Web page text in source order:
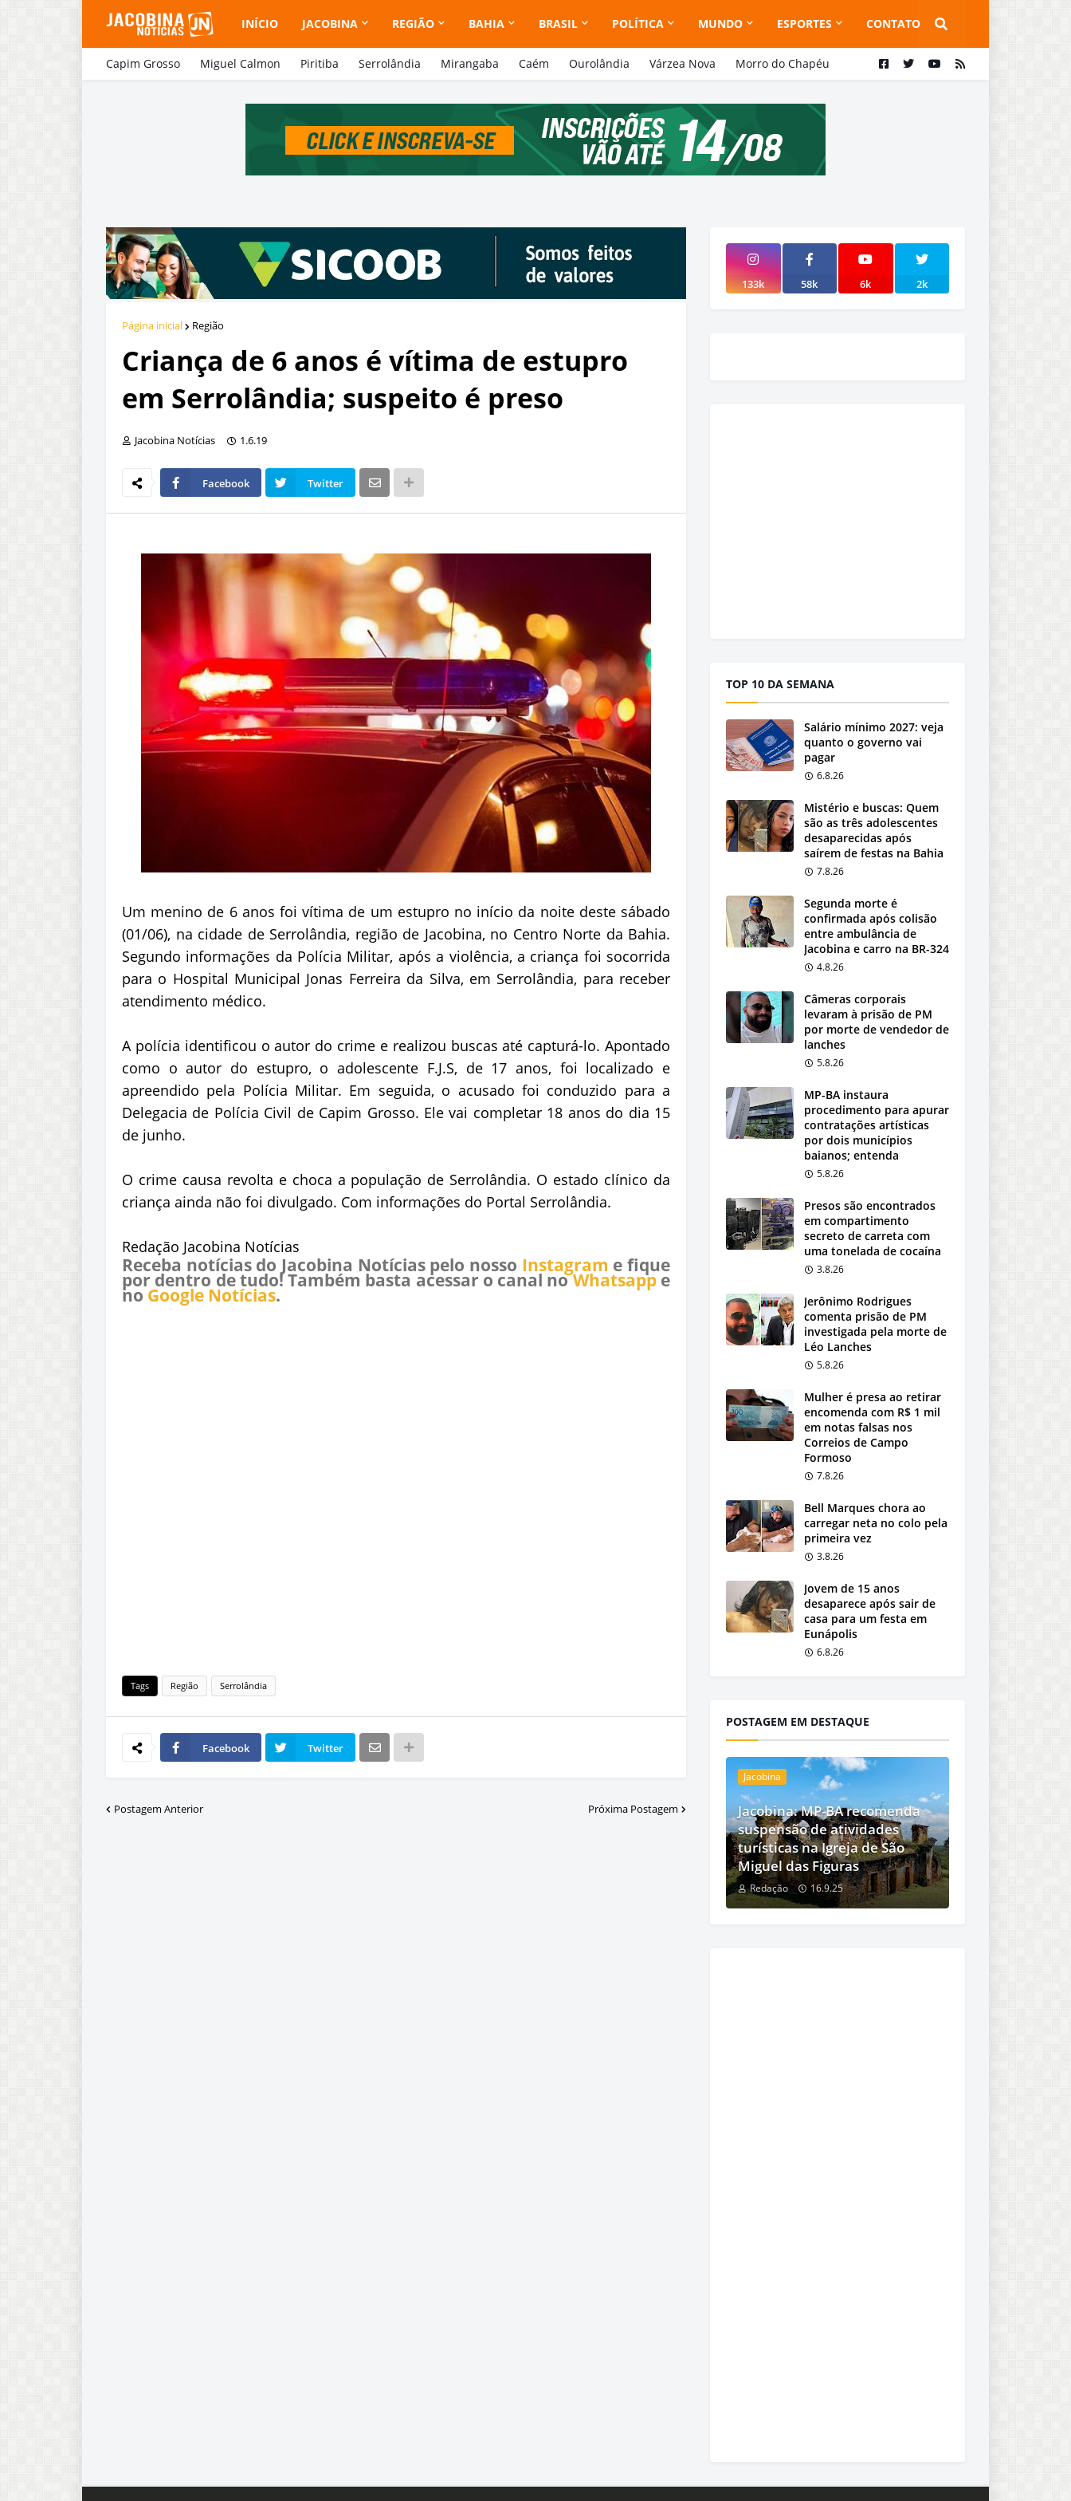
INÍCIO JACOBINA REGIÃO BAHIA BRASIL POLÍTICA MUNDO ESPORTES CONTATO
Capim Grosso Miguel Calmon Piritiba Serrolândia Mirangaba Caém Ourolândia Várzea Nova Morro do Chapéu
Página inicial Região
Criança de 6 anos é vítima de estupro
em Serrolândia; suspeito é preso
Jacobina Notícias 1.6.19
Facebook Twitter
Um menino de 6 anos foi vítima de um estupro no início da noite deste sábado
(01/06), na cidade de Serrolândia, região de Jacobina, no Centro Norte da Bahia.
Segundo informações da Polícia Militar, após a violência, a criança foi socorrida
para o Hospital Municipal Jonas Ferreira da Silva, em Serrolândia, para receber
atendimento médico.
A polícia identificou o autor do crime e realizou buscas até capturá-lo. Apontado
como o autor do estupro, o adolescente F.J.S, de 17 anos, foi localizado e
apreendido pela Polícia Militar. Em seguida, o acusado foi conduzido para a
Delegacia de Polícia Civil de Capim Grosso. Ele vai completar 18 anos do dia 15
de junho.
O crime causa revolta e choca a população de Serrolândia. O estado clínico da
criança ainda não foi divulgado. Com informações do Portal Serrolândia.
Redação Jacobina Notícias
Receba notícias do Jacobina Notícias pelo nosso Instagram e fique
por dentro de tudo! Também basta acessar o canal noWhatsappe
no Google Notícias.
Tags Região Serrolândia
Facebook Twitter
Postagem Anterior Próxima Postagem
133k 58k 6k 2k
TOP 10 DA SEMANA
Salário mínimo 2027: veja
quanto o governo vai
pagar
6.8.26
Mistério e buscas: Quem
são as três adolescentes
desaparecidas após
saírem de festas na Bahia
7.8.26
Segunda morte é
confirmada após colisão
entre ambulância de
Jacobina e carro na BR-324
4.8.26
Câmeras corporais
levaram à prisão de PM
por morte de vendedor de
lanches
5.8.26
MP-BA instaura
procedimento para apurar
contratações artísticas
por dois municípios
baianos; entenda
5.8.26
Presos são encontrados
em compartimento
secreto de carreta com
uma tonelada de cocaína
3.8.26
Jerônimo Rodrigues
comenta prisão de PM
investigada pela morte de
Léo Lanches
5.8.26
Mulher é presa ao retirar
encomenda com R$ 1 mil
em notas falsas nos
Correios de Campo
Formoso
7.8.26
Bell Marques chora ao
carregar neta no colo pela
primeira vez
3.8.26
Jovem de 15 anos
desaparece após sair de
casa para um festa em
Eunápolis
6.8.26
POSTAGEM EM DESTAQUE
Jacobina
Jacobina: MP-BA recomenda
suspensão de atividades
turísticas na Igreja de São
Miguel das Figuras
Redação 16.9.25